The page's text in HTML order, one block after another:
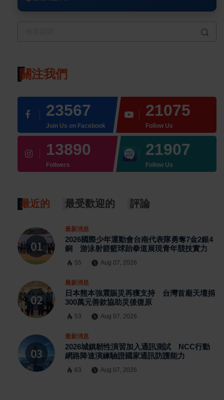
關注我們
23567
Join Us on Facebook
21075
Follow Us
13890
Follwers
21907
Follow Us
最近的 最受歡迎的 評論
最新消息
2026國際少年運動會台南代表隊勇奪7金2銀4
銅 游泳射箭籃球跆拳道展現青年競技實力
55 Aug 07, 2026
最新消息
日本熊本強震賑災再獲支持 台灣首廟天壇捐
300萬元善款協助災後復原
53 Aug 07, 2026
最新消息
2026城鎮韌性演習加入通訊測試 NCC行動
網路降速演練驗證國家通訊防護能力
63 Aug 07, 2026